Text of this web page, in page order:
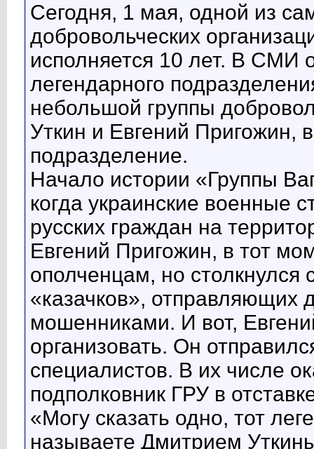
Сегодня, 1 мая, одной из
добровольческих
исполняется 10 лет. В СМИ
легендарного
небольшой группы
Уткин и Евгений Пригожин,
подразделение.
Начало истории «Группы
когда украинские военные
русских граждан на
Евгений Пригожин, в тот
ополченцам, но столкнулся
«казачков», отправляющих
мошенниками. И вот,
организовать. Он
специалистов. В их числе
подполковник ГРУ в
«Могу сказать одно, тот
называете Дмитрием